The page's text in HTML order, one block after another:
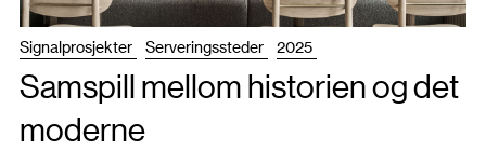
Signalprosjekter Serveringssteder 2025
Samspill mellom historien og det
moderne